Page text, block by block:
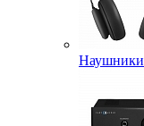
Наушники